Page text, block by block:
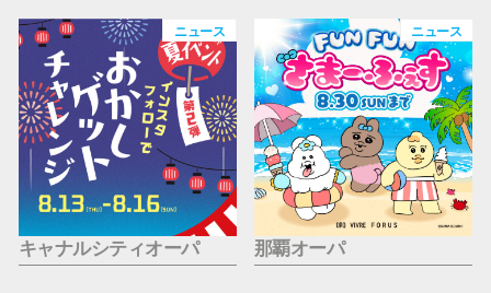
ニュース
キャナルシティオーパ
ニュース
那覇オーパ